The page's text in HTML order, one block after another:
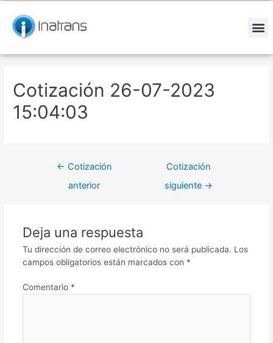
contenido
Cotización 26-07-2023
15:04:03
de
entradas
← Cotización
anterior
Cotización
siguiente →
Deja una respuesta
Tu dirección de correo electrónico no será publicada. Los
campos obligatorios están marcados con *
Comentario *